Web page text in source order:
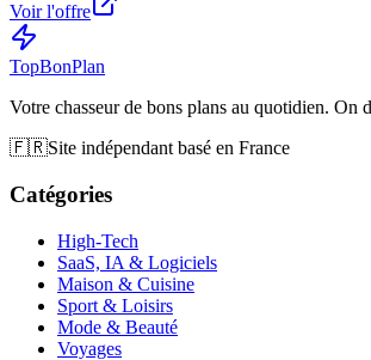
Voir l'offre
TopBonPlan
Votre chasseur de bons plans au quotidien.
🇫🇷Site indépendant basé en France
Catégories
High-Tech
SaaS, IA & Logiciels
Maison & Cuisine
Sport & Loisirs
Mode & Beauté
Voyages